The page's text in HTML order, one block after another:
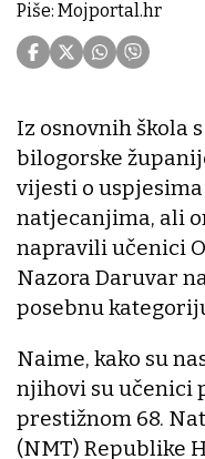
Piše: Mojportal.hr
Iz osnovnih škola
bilogorske
vijesti o
natjecanjima, ali
napravili učenici
Nazora Daruvar
posebnu
Naime, kako su
njihovi su učenici
prestižnom 68.
(NMT) Republike